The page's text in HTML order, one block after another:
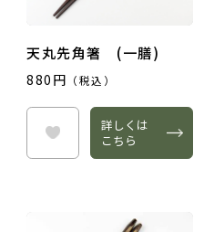
天丸先角箸 (一膳)
880円 （税込）
詳しくは
こちら